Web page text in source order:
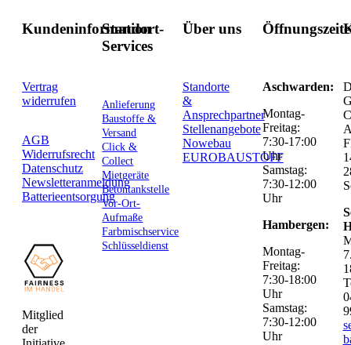
Kundeninformation
Vertrag
widerrufen
AGB
Widerrufsrecht
Datenschutz
Newsletteranmeldung
Batterieentsorgung
Mitglied
der
Standort-
Services
Anlieferung
Baustoffe &
Versand
Click &
Collect
Mietgeräte
Betontankstelle
Vor-Ort-
Aufmaße
Farbmischservice
Schlüsseldienst
Über uns
Standorte
&
Ansprechpartner
Stellenangebote
Nowebau
EUROBAUSTOFF
Aschwarden:
Montag-
Freitag:
7:30-17:00
Uhr
Samstag:
7:30-12:00
Uhr
Hambergen:
Montag-
Freitag:
7:30-18:00
Uhr
Samstag:
7:30-12:00
Uhr